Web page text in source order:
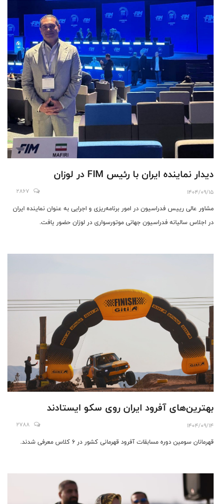
دیدار نماینده ایران با رئیس FIM در لوزان
1404/09/15
2867
مشاور عالی رییس فدراسیون در امور برنامه‌ریزی و اجرایی به عنوان نماینده ایران
در اجلاس سالیانه فدراسیون جهانی موتورسواری در لوزان حضور یافت.
بهترین‌های آفرود ایران روی سکو ایستادند
1404/09/14
2788
قهرمانان سومین دوره مسابقات آفرود قهرمانی کشور در ۶ کلاس معرفی شدند.